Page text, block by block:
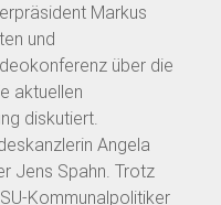
Markus
und
über die
aktuellen
diskutiert.
Angela
Jens Spahn. Trotz
Kommunalpolitiker